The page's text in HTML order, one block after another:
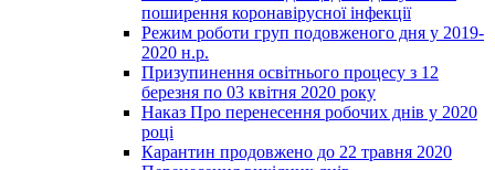
поширення коронавірусної інфекції
Режим роботи груп подовженого дня у 2019-
2020 н.р.
Призупинення освітнього процесу з 12
березня по 03 квітня 2020 року
Наказ Про перенесення робочих днів у 2020
році
Карантин продовжено до 22 травня 2020